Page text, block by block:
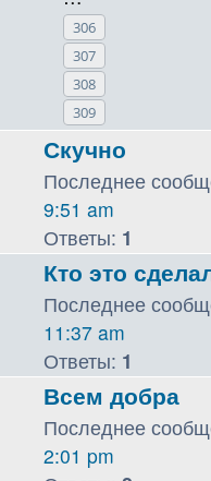
306
307
308
309
Скучно
Последнее
9:51 am
Ответы: 1
Кто это
Последнее
11:37 am
Ответы: 1
Всем добра
Последнее
2:01 pm